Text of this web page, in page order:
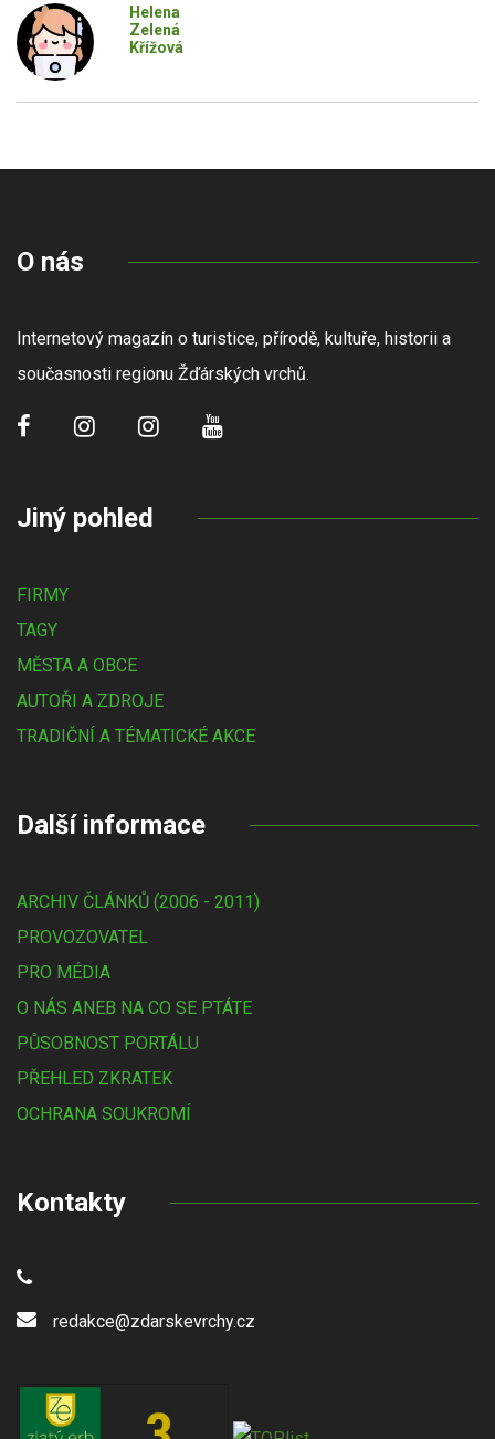
Helena
Zelená
Křížová
O nás
Internetový magazín o turistice, přírodě, kultuře, historii a
současnosti regionu Žďárských vrchů.
Jiný pohled
FIRMY
TAGY
MĚSTA A OBCE
AUTOŘI A ZDROJE
TRADIČNÍ A TÉMATICKÉ AKCE
Další informace
ARCHIV ČLÁNKŮ (2006 - 2011)
PROVOZOVATEL
PRO MÉDIA
O NÁS ANEB NA CO SE PTÁTE
PŮSOBNOST PORTÁLU
PŘEHLED ZKRATEK
OCHRANA SOUKROMÍ
Kontakty
redakce@zdarskevrchy.cz